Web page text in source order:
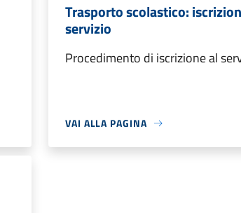
Trasporto scolastico:
servizio
Procedimento di iscrizione al
VAI ALLA PAGINA